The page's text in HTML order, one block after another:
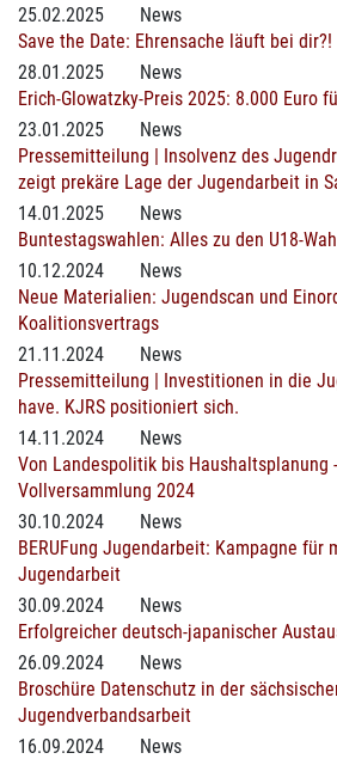
25.02.2025
News
Save the Date: Ehrensache läuft bei dir?!
28.01.2025
News
Erich-Glowatzky-Preis 2025: 8.000 Euro
23.01.2025
News
Pressemitteilung | Insolvenz des
zeigt prekäre Lage der Jugendarbeit in
14.01.2025
News
Buntestagswahlen: Alles zu den U18-
10.12.2024
News
Neue Materialien: Jugendscan und
Koalitionsvertrags
21.11.2024
News
Pressemitteilung | Investitionen in die
have. KJRS positioniert sich.
14.11.2024
News
Von Landespolitik bis Haushaltsplanung
Vollversammlung 2024
30.10.2024
News
BERUFung Jugendarbeit: Kampagne für
Jugendarbeit
30.09.2024
News
Erfolgreicher deutsch-japanischer
26.09.2024
News
Broschüre Datenschutz in der
Jugendverbandsarbeit
16.09.2024
News